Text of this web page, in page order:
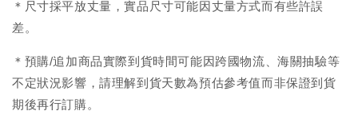
＊尺寸採平放丈量，實品尺寸可能因丈量方式而有些許誤
差。
＊預購/追加商品實際到貨時間可能因跨國物流、海關抽驗等
不定狀況影響，請理解到貨天數為預估參考值而非保證到貨
期後再行訂購。